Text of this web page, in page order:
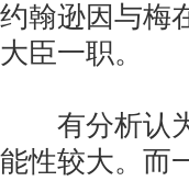
约翰逊因与梅
大臣一职。
有分析认为
能性较大。而